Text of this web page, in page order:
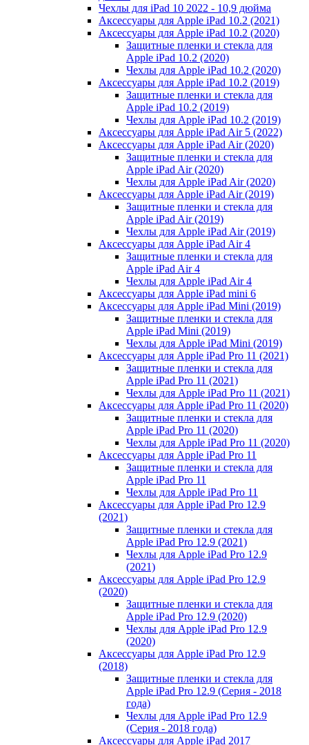
Чехлы для iPad 10 2022 - 10,9 дюйма
Аксессуары для Apple iPad 10.2 (2021)
Аксессуары для Apple iPad 10.2 (2020)
Защитные пленки и стекла для
Apple iPad 10.2 (2020)
Чехлы для Apple iPad 10.2 (2020)
Аксессуары для Apple iPad 10.2 (2019)
Защитные пленки и стекла для
Apple iPad 10.2 (2019)
Чехлы для Apple iPad 10.2 (2019)
Аксессуары для Apple iPad Air 5 (2022)
Аксессуары для Apple iPad Air (2020)
Защитные пленки и стекла для
Apple iPad Air (2020)
Чехлы для Apple iPad Air (2020)
Аксессуары для Apple iPad Air (2019)
Защитные пленки и стекла для
Apple iPad Air (2019)
Чехлы для Apple iPad Air (2019)
Аксессуары для Apple iPad Air 4
Защитные пленки и стекла для
Apple iPad Air 4
Чехлы для Apple iPad Air 4
Аксессуары для Apple iPad mini 6
Аксессуары для Apple iPad Mini (2019)
Защитные пленки и стекла для
Apple iPad Mini (2019)
Чехлы для Apple iPad Mini (2019)
Аксессуары для Apple iPad Pro 11 (2021)
Защитные пленки и стекла для
Apple iPad Pro 11 (2021)
Чехлы для Apple iPad Pro 11 (2021)
Аксессуары для Apple iPad Pro 11 (2020)
Защитные пленки и стекла для
Apple iPad Pro 11 (2020)
Чехлы для Apple iPad Pro 11 (2020)
Аксессуары для Apple iPad Pro 11
Защитные пленки и стекла для
Apple iPad Pro 11
Чехлы для Apple iPad Pro 11
Аксессуары для Apple iPad Pro 12.9
(2021)
Защитные пленки и стекла для
Apple iPad Pro 12.9 (2021)
Чехлы для Apple iPad Pro 12.9
(2021)
Аксессуары для Apple iPad Pro 12.9
(2020)
Защитные пленки и стекла для
Apple iPad Pro 12.9 (2020)
Чехлы для Apple iPad Pro 12.9
(2020)
Аксессуары для Apple iPad Pro 12.9
(2018)
Защитные пленки и стекла для
Apple iPad Pro 12.9 (Серия - 2018
года)
Чехлы для Apple iPad Pro 12.9
(Серия - 2018 года)
Аксессуары для Apple iPad 2017